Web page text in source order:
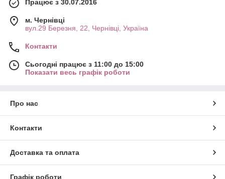
Працює з 30.07.2016
м. Чернівці
вул.29 Березня, 22, Чернівці, Україна
Контакти
Сьогодні працює з 11:00 до 15:00
Показати весь графік роботи
Про нас
Контакти
Доставка та оплата
Графік роботи